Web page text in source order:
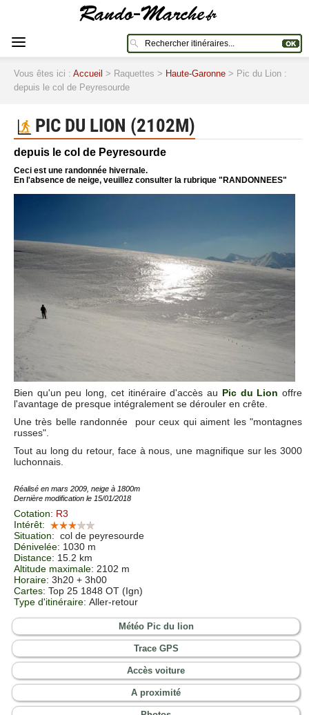
Vous êtes ici : Accueil > Raquettes > Haute-Garonne > Pic du Lion :
depuis le col de Peyresourde
PIC DU LION (2102M)
depuis le col de Peyresourde
Ceci est une randonnée hivernale.
En l'absence de neige, veuillez consulter la rubrique "RANDONNEES"
Bien qu'un peu long, cet itinéraire d'accès au Pic du Lion offre
l'avantage de presque intégralement se dérouler en crête.
Une très belle randonnée pour ceux qui aiment les "montagnes
russes".
Tout au long du retour, face à nous, une magnifique sur les 3000
luchonnais.
Réalisé en mars 2009, neige à 1800m
Dernière modification le 15/01/2018
Cotation: R3
Intérêt:
Situation: col de peyresourde
Dénivelée: 1030 m
Distance: 15.2 km
Altitude maximale: 2102 m
Horaire: 3h20 + 3h00
Cartes: Top 25 1848 OT (Ign)
Type d'itinéraire: Aller-retour
Météo Pic du lion
Trace GPS
Accès voiture
A proximité